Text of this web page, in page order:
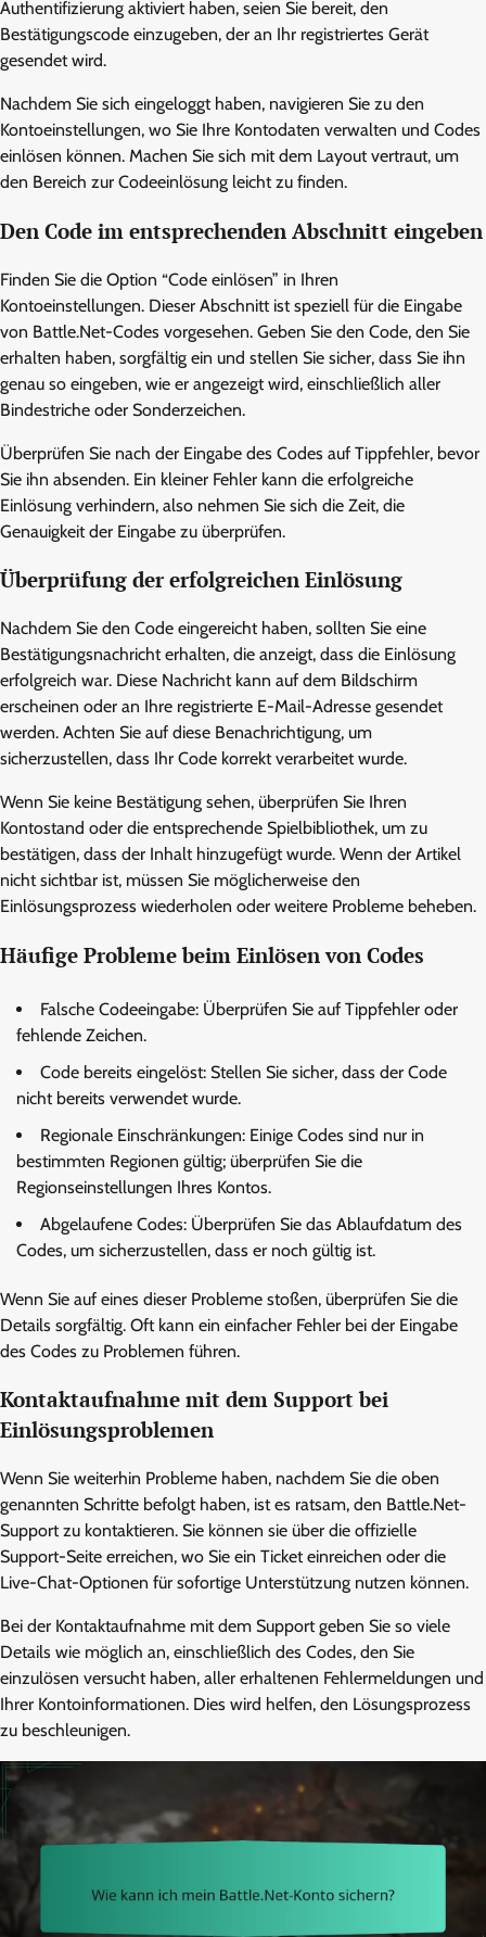
Authentifizierung aktiviert haben, seien Sie bereit, den
Bestätigungscode einzugeben, der an Ihr registriertes Gerät
gesendet wird.
Nachdem Sie sich eingeloggt haben, navigieren Sie zu den
Kontoeinstellungen, wo Sie Ihre Kontodaten verwalten und Codes
einlösen können. Machen Sie sich mit dem Layout vertraut, um
den Bereich zur Codeeinlösung leicht zu finden.
Den Code im entsprechenden Abschnitt eingeben
Finden Sie die Option “Code einlösen” in Ihren
Kontoeinstellungen. Dieser Abschnitt ist speziell für die Eingabe
von Battle.Net-Codes vorgesehen. Geben Sie den Code, den Sie
erhalten haben, sorgfältig ein und stellen Sie sicher, dass Sie ihn
genau so eingeben, wie er angezeigt wird, einschließlich aller
Bindestriche oder Sonderzeichen.
Überprüfen Sie nach der Eingabe des Codes auf Tippfehler, bevor
Sie ihn absenden. Ein kleiner Fehler kann die erfolgreiche
Einlösung verhindern, also nehmen Sie sich die Zeit, die
Genauigkeit der Eingabe zu überprüfen.
Überprüfung der erfolgreichen Einlösung
Nachdem Sie den Code eingereicht haben, sollten Sie eine
Bestätigungsnachricht erhalten, die anzeigt, dass die Einlösung
erfolgreich war. Diese Nachricht kann auf dem Bildschirm
erscheinen oder an Ihre registrierte E-Mail-Adresse gesendet
werden. Achten Sie auf diese Benachrichtigung, um
sicherzustellen, dass Ihr Code korrekt verarbeitet wurde.
Wenn Sie keine Bestätigung sehen, überprüfen Sie Ihren
Kontostand oder die entsprechende Spielbibliothek, um zu
bestätigen, dass der Inhalt hinzugefügt wurde. Wenn der Artikel
nicht sichtbar ist, müssen Sie möglicherweise den
Einlösungsprozess wiederholen oder weitere Probleme beheben.
Häufige Probleme beim Einlösen von Codes
Falsche Codeeingabe: Überprüfen Sie auf Tippfehler oder
fehlende Zeichen.
Code bereits eingelöst: Stellen Sie sicher, dass der Code
nicht bereits verwendet wurde.
Regionale Einschränkungen: Einige Codes sind nur in
bestimmten Regionen gültig; überprüfen Sie die
Regionseinstellungen Ihres Kontos.
Abgelaufene Codes: Überprüfen Sie das Ablaufdatum des
Codes, um sicherzustellen, dass er noch gültig ist.
Wenn Sie auf eines dieser Probleme stoßen, überprüfen Sie die
Details sorgfältig. Oft kann ein einfacher Fehler bei der Eingabe
des Codes zu Problemen führen.
Kontaktaufnahme mit dem Support bei
Einlösungsproblemen
Wenn Sie weiterhin Probleme haben, nachdem Sie die oben
genannten Schritte befolgt haben, ist es ratsam, den Battle.Net-
Support zu kontaktieren. Sie können sie über die offizielle
Support-Seite erreichen, wo Sie ein Ticket einreichen oder die
Live-Chat-Optionen für sofortige Unterstützung nutzen können.
Bei der Kontaktaufnahme mit dem Support geben Sie so viele
Details wie möglich an, einschließlich des Codes, den Sie
einzulösen versucht haben, aller erhaltenen Fehlermeldungen und
Ihrer Kontoinformationen. Dies wird helfen, den Lösungsprozess
zu beschleunigen.